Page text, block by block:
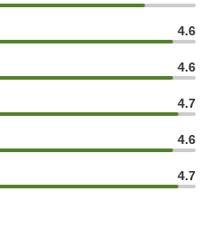
4.6
4.6
4.7
4.6
4.7